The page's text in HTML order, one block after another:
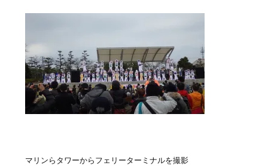
マリンらタワーからフェリーターミナルを撮影